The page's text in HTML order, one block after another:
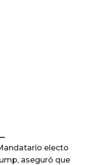
electo
aseguró que